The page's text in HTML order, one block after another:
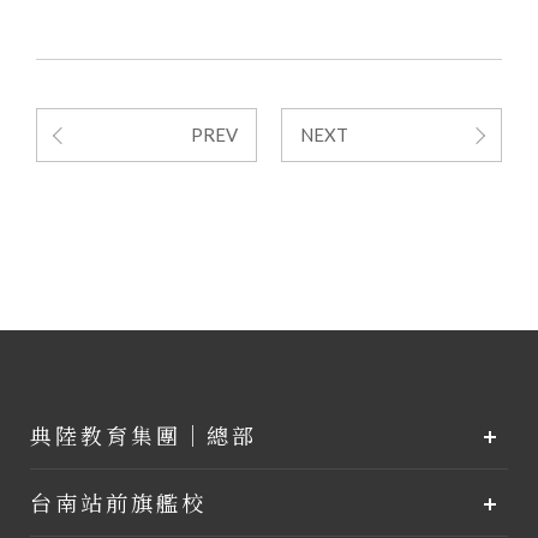
PREV NEXT
典陸教育集團｜總部
台南站前旗艦校